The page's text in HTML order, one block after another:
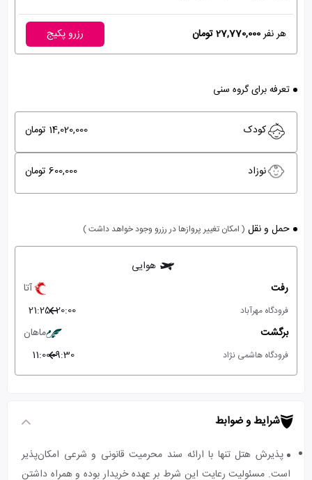
هر نفر27,770,000 تومان رزرو پکیج
تعرفه برای گروه سنی
کودک 14,020,000 تومان
نوزاد 600,000 تومان
حمل و نقل ( امکان تغییر پروازها در رزرو وجود خواهد داشت )
هوایی
رفت
آتا
فرودگاه مهرآباد 20:00
21:25
برگشت
ماهان
فرودگاه هاشمی نژاد 09:30
11:00
شرایط و ضوابط
پذیرش هتل تنها با ارائه سند محرمیت قانونی و شرعی امکان‌پذیر
است. مسئولیت رعایت این شرط بر عهده خریدار بوده و همراه داشتن